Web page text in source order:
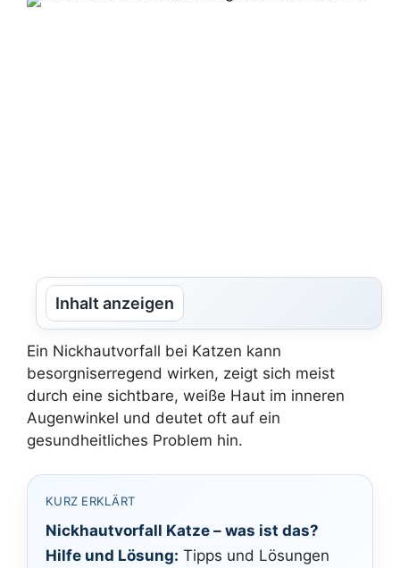
Inhalt anzeigen
Ein Nickhautvorfall bei Katzen kann
besorgniserregend wirken, zeigt sich meist
durch eine sichtbare, weiße Haut im inneren
Augenwinkel und deutet oft auf ein
gesundheitliches Problem hin.
KURZ ERKLÄRT
Nickhautvorfall Katze – was ist das?
Hilfe und Lösung: Tipps und Lösungen